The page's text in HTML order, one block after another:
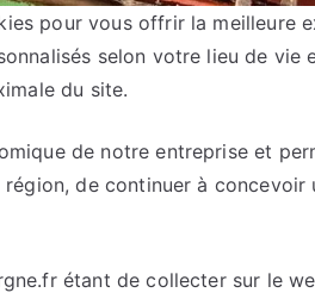
pour vous offrir la meilleure
selon votre lieu de vie
du site.
de notre entreprise et
de continuer à
étant de collecter sur le